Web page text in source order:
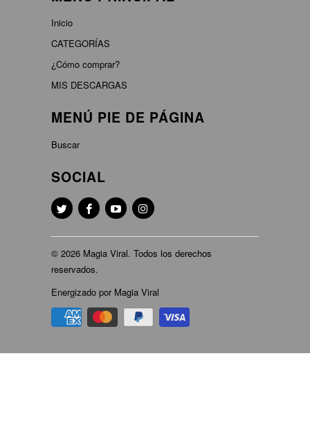
Inicio
CATEGORÍAS
¿Cómo comprar?
MIS DESCARGAS
MENÚ PIE DE PÁGINA
Buscar
SOCIAL
© 2026 Magia Viral. Todos los derechos
reservados.
Energizado por Magia Viral